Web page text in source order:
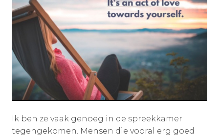
Ik ben ze vaak genoeg in de spreekkamer
tegengekomen. Mensen die vooral erg goed